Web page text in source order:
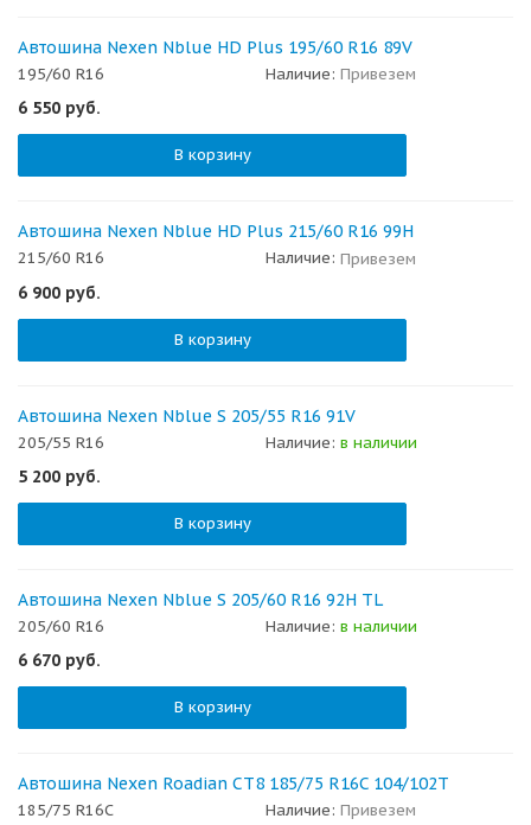
Автошина Nexen Nblue HD Plus 195/60 R16 89V
195/60 R16 Наличие: Привезем
6 550 руб.
В корзину
Автошина Nexen Nblue HD Plus 215/60 R16 99H
215/60 R16 Наличие: Привезем
6 900 руб.
В корзину
Автошина Nexen Nblue S 205/55 R16 91V
205/55 R16 Наличие: в наличии
5 200 руб.
В корзину
Автошина Nexen Nblue S 205/60 R16 92H TL
205/60 R16 Наличие: в наличии
6 670 руб.
В корзину
Автошина Nexen Roadian CT8 185/75 R16C 104/102T
185/75 R16C Наличие: Привезем